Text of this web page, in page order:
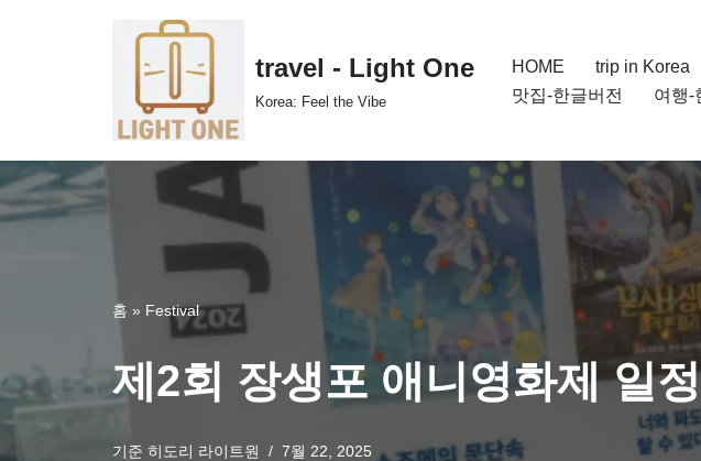
건
너
travel - Light One
Korea: Feel the Vibe
HOME trip in Korea
맛집-한글버전
여행-
홈 » Festival
제2회 장생포 애니영화제 일
기준 히도리 라이트원 7월 22, 2025